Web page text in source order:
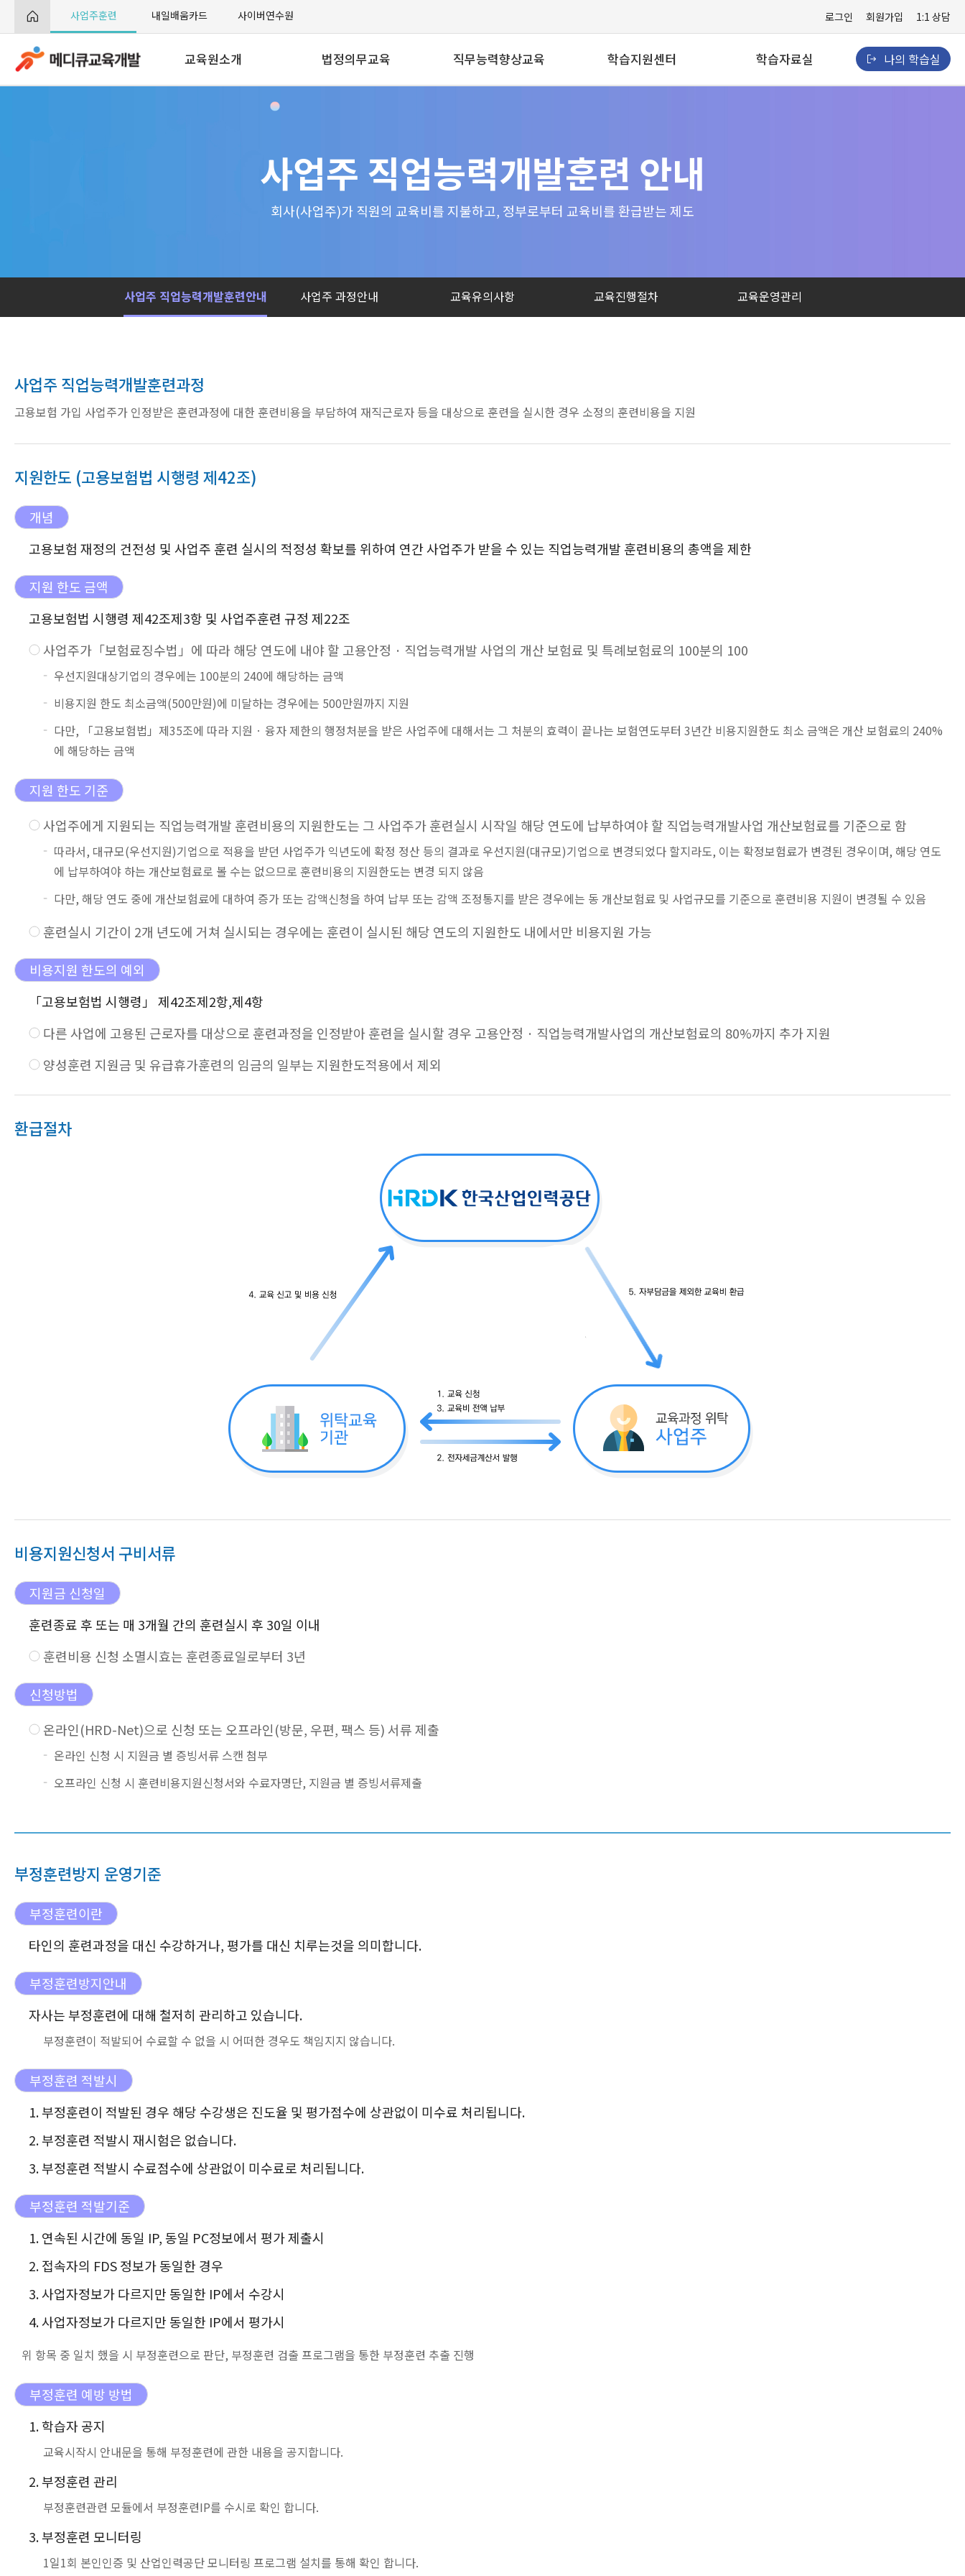
사업주훈련 내일배움카드 사이버연수원 로그인 회원가입 1:1 상담
교육원소개 법정의무교육
의료인증필수교육
직무능력향상교육
일반기업
학습지원센터
1:1 상담
PC원격지원
학습자료실 나의 학습실
사업주 직업능력개발훈련 안내
회사(사업주)가 직원의 교육비를 지불하고, 정부로부터 교육비를 환급받는 제도
사업주 직업능력개발훈련안내 사업주 과정안내 교육유의사항 교육진행절차 교육운영관리
사업주 직업능력개발훈련과정
고용보험 가입 사업주가 인정받은 훈련과정에 대한 훈련비용을 부담하여 재직근로자 등을 대상으로 훈련을 실시한 경우 소정의 훈련비용을 지원
지원한도 (고용보험법 시행령 제42조)
개념
고용보험 재정의 건전성 및 사업주 훈련 실시의 적정성 확보를 위하여 연간 사업주가 받을 수 있는 직업능력개발 훈련비용의 총액을 제한
지원 한도 금액
고용보험법 시행령 제42조제3항 및 사업주훈련 규정 제22조
사업주가「보험료징수법」에 따라 해당 연도에 내야 할 고용안정 · 직업능력개발 사업의 개산 보험료 및 특례보험료의 100분의 100
우선지원대상기업의 경우에는 100분의 240에 해당하는 금액
비용지원 한도 최소금액(500만원)에 미달하는 경우에는 500만원까지 지원
다만, 「고용보험법」제35조에 따라 지원 · 융자 제한의 행정처분을 받은 사업주에 대해서는 그 처분의 효력이 끝나는 보험연도부터 3년간 비용지원한도 최소 금액은 개산 보험료의 240%
에 해당하는 금액
지원 한도 기준
사업주에게 지원되는 직업능력개발 훈련비용의 지원한도는 그 사업주가 훈련실시 시작일 해당 연도에 납부하여야 할 직업능력개발사업 개산보험료를 기준으로 함
따라서, 대규모(우선지원)기업으로 적용을 받던 사업주가 익년도에 확정 정산 등의 결과로 우선지원(대규모)기업으로 변경되었다 할지라도, 이는 확정보험료가 변경된 경우이며, 해당 연도
에 납부하여야 하는 개산보험료로 볼 수는 없으므로 훈련비용의 지원한도는 변경 되지 않음
다만, 해당 연도 중에 개산보험료에 대하여 증가 또는 감액신청을 하여 납부 또는 감액 조정통지를 받은 경우에는 동 개산보험료 및 사업규모를 기준으로 훈련비용 지원이 변경될 수 있음
훈련실시 기간이 2개 년도에 거쳐 실시되는 경우에는 훈련이 실시된 해당 연도의 지원한도 내에서만 비용지원 가능
비용지원 한도의 예외
「고용보험법 시행령」 제42조제2항,제4항
다른 사업에 고용된 근로자를 대상으로 훈련과정을 인정받아 훈련을 실시할 경우 고용안정 · 직업능력개발사업의 개산보험료의 80%까지 추가 지원
양성훈련 지원금 및 유급휴가훈련의 임금의 일부는 지원한도적용에서 제외
환급절차
비용지원신청서 구비서류
지원금 신청일
훈련종료 후 또는 매 3개월 간의 훈련실시 후 30일 이내
훈련비용 신청 소멸시효는 훈련종료일로부터 3년
신청방법
온라인(HRD-Net)으로 신청 또는 오프라인(방문, 우편, 팩스 등) 서류 제출
온라인 신청 시 지원금 별 증빙서류 스캔 첨부
오프라인 신청 시 훈련비용지원신청서와 수료자명단, 지원금 별 증빙서류제출
부정훈련방지 운영기준
부정훈련이란
타인의 훈련과정을 대신 수강하거나, 평가를 대신 치루는것을 의미합니다.
부정훈련방지안내
자사는 부정훈련에 대해 철저히 관리하고 있습니다.
부정훈련이 적발되어 수료할 수 없을 시 어떠한 경우도 책임지지 않습니다.
부정훈련 적발시
1. 부정훈련이 적발된 경우 해당 수강생은 진도율 및 평가점수에 상관없이 미수료 처리됩니다.
2. 부정훈련 적발시 재시험은 없습니다.
3. 부정훈련 적발시 수료점수에 상관없이 미수료로 처리됩니다.
부정훈련 적발기준
1. 연속된 시간에 동일 IP, 동일 PC정보에서 평가 제출시
2. 접속자의 FDS 정보가 동일한 경우
3. 사업자정보가 다르지만 동일한 IP에서 수강시
4. 사업자정보가 다르지만 동일한 IP에서 평가시
위 항목 중 일치 했을 시 부정훈련으로 판단, 부정훈련 검출 프로그램을 통한 부정훈련 추출 진행
부정훈련 예방 방법
1. 학습자 공지
교육시작시 안내문을 통해 부정훈련에 관한 내용을 공지합니다.
2. 부정훈련 관리
부정훈련관련 모듈에서 부정훈련IP를 수시로 확인 합니다.
3. 부정훈련 모니터링
1일1회 본인인증 및 산업인력공단 모니터링 프로그램 설치를 통해 확인 합니다.